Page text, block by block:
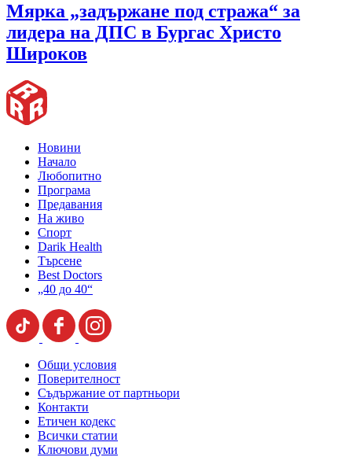
Мярка „задържане под стража“ за
лидера на ДПС в Бургас Христо
Широков
Новини
Начало
Любопитно
Програма
Предавания
На живо
Спорт
Darik Health
Търсене
Best Doctors
„40 до 40“
Общи условия
Поверителност
Съдържание от партньори
Контакти
Етичен кодекс
Всички статии
Ключови думи